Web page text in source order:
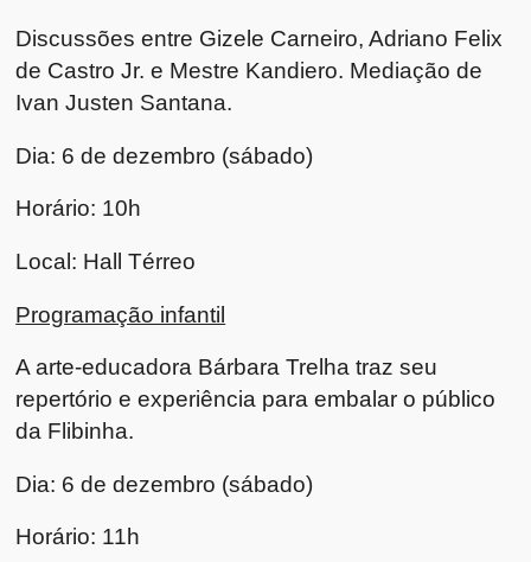
Discussões entre Gizele Carneiro, Adriano Felix
de Castro Jr. e Mestre Kandiero. Mediação de
Ivan Justen Santana.
Dia: 6 de dezembro (sábado)
Horário: 10h
Local: Hall Térreo
Programação infantil
A arte-educadora Bárbara Trelha traz seu
repertório e experiência para embalar o público
da Flibinha.
Dia: 6 de dezembro (sábado)
Horário: 11h